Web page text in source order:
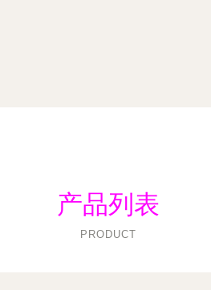
产品列表
PRODUCT